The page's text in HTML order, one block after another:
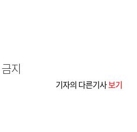
지
기자의 다른기사보기